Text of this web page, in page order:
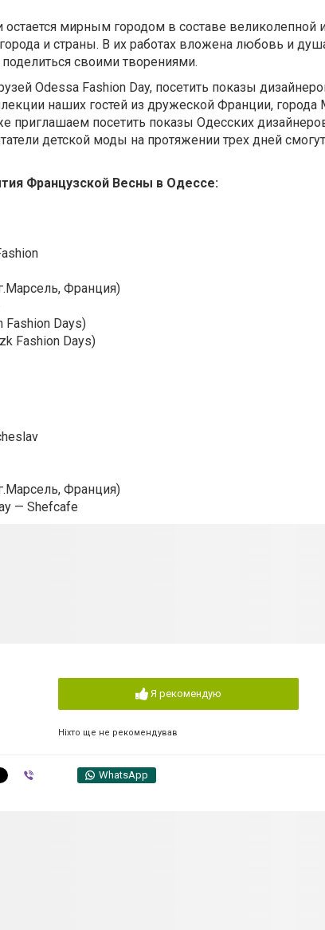
остается мирным городом в составе
и страны. В их работах вложена любовь и
своими творениями.
Odessa Fashion Day, посетить показы
наших гостей из дружеской Франции, города
приглашаем посетить показы Одесских
детской моды на протяжении трех дней
Французской Весны в Одессе:
Франция)
Days)
Fashion Days)
Франция)
— Shefcafe
Я рекомендую
Ніхто ще не рекомендував
WhatsApp